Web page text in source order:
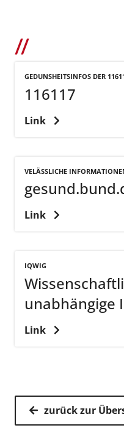
GEDUNSHEITSINFOS DER
116117
Link
VELÄSSLICHE
Link
IQWIG
unabhängige
Link
zurück zur